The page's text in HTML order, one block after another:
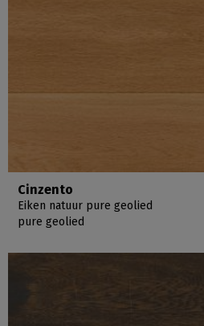
Cinzento
Eiken natuur pure geolied
pure geolied